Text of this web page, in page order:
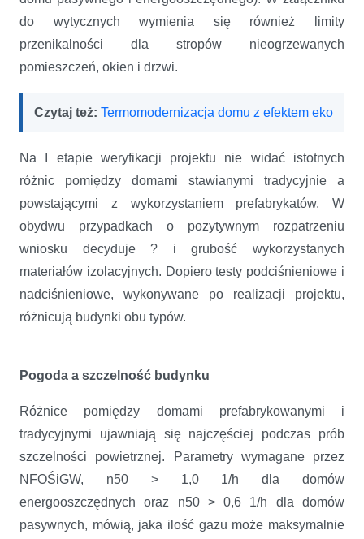
do wytycznych wymienia się również limity
przenikalności dla stropów nieogrzewanych
pomieszczeń, okien i drzwi.
Czytaj też: Termomodernizacja domu z efektem eko
Na I etapie weryfikacji projektu nie widać istotnych
różnic pomiędzy domami stawianymi tradycyjnie a
powstającymi z wykorzystaniem prefabrykatów. W
obydwu przypadkach o pozytywnym rozpatrzeniu
wniosku decyduje ? i grubość wykorzystanych
materiałów izolacyjnych. Dopiero testy podciśnieniowe i
nadciśnieniowe, wykonywane po realizacji projektu,
różnicują budynki obu typów.
Pogoda a szczelność budynku
Różnice pomiędzy domami prefabrykowanymi i
tradycyjnymi ujawniają się najczęściej podczas prób
szczelności powietrznej. Parametry wymagane przez
NFOŚiGW, n50 > 1,0 1/h dla domów
energooszczędnych oraz n50 > 0,6 1/h dla domów
pasywnych, mówią, jaka ilość gazu może maksymalnie